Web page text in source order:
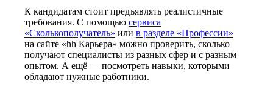
К кандидатам стоит предъявлять реалистичные
требования. С помощью сервиса
«Сколькополучатель» или в разделе «Профессии»
на сайте «hh Карьера» можно проверить, сколько
получают специалисты из разных сфер и с разным
опытом. А ещё — посмотреть навыки, которыми
обладают нужные работники.